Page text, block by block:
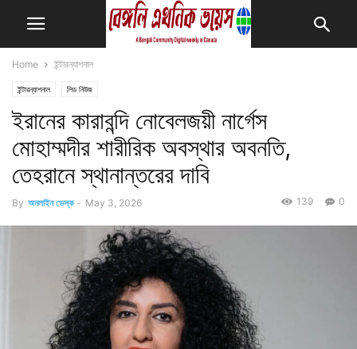
Home ইন্টারন্যাশনাল
ইন্টারন্যাশনাল লিড নিউজ
ইরানের কারাবন্দি নোবেলজয়ী নার্গেস
মোহাম্মদীর শারীরিক অবস্থার অবনতি,
তেহরানে স্থানান্তরের দাবি
By অনলাইন ডেস্ক - May 3, 2026 0
139